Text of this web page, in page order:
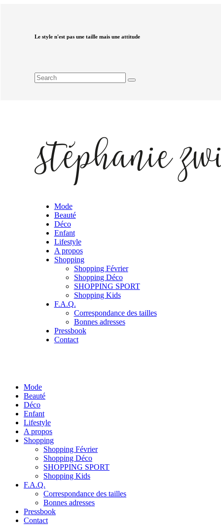
Le style n'est pas une taille mais une attitude
Mode
Beauté
Déco
Enfant
Lifestyle
A propos
Shopping
Shopping Février
Shopping Déco
SHOPPING SPORT
Shopping Kids
F.A.Q.
Correspondance des tailles
Bonnes adresses
Pressbook
Contact
Mode
Beauté
Déco
Enfant
Lifestyle
A propos
Shopping
Shopping Février
Shopping Déco
SHOPPING SPORT
Shopping Kids
F.A.Q.
Correspondance des tailles
Bonnes adresses
Pressbook
Contact